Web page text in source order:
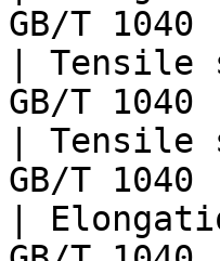
GB/T
|
GB/T
|
GB/T
|